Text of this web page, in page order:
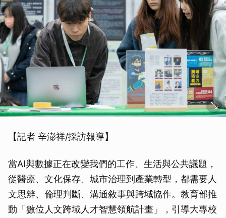
【記者 辛澎祥/採訪報導】
當AI與數據正在改變我們的工作、生活與公共議題，
從醫療、文化保存、城市治理到產業轉型，都需要人
文思辨、倫理判斷、溝通敘事與跨域協作。教育部推
動「數位人文跨域人才智慧領航計畫」，引導大專校